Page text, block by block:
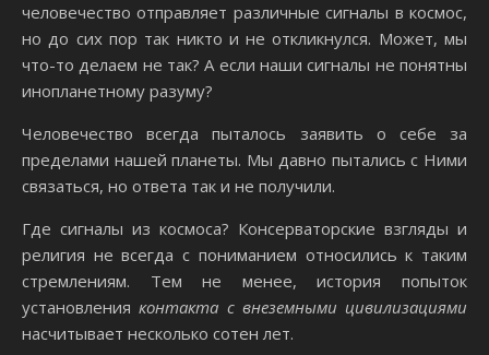
человечество отправляет различные сигналы в космос,
но до сих пор так никто и не откликнулся. Может, мы
что-то делаем не так? А если наши сигналы не понятны
инопланетному разуму?
Человечество всегда пыталось заявить о себе за
пределами нашей планеты. Мы давно пытались с Ними
связаться, но ответа так и не получили.
Где сигналы из космоса? Консерваторские взгляды и
религия не всегда с пониманием относились к таким
стремлениям. Тем не менее, история попыток
установленияконтакта с внеземными цивилизациями
насчитывает несколько сотен лет.